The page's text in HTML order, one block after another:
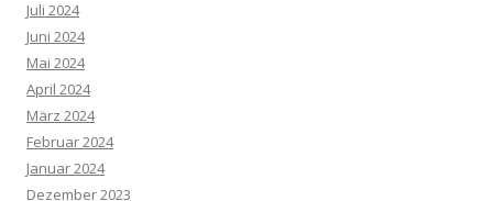
Juli 2024
Juni 2024
Mai 2024
April 2024
März 2024
Februar 2024
Januar 2024
Dezember 2023